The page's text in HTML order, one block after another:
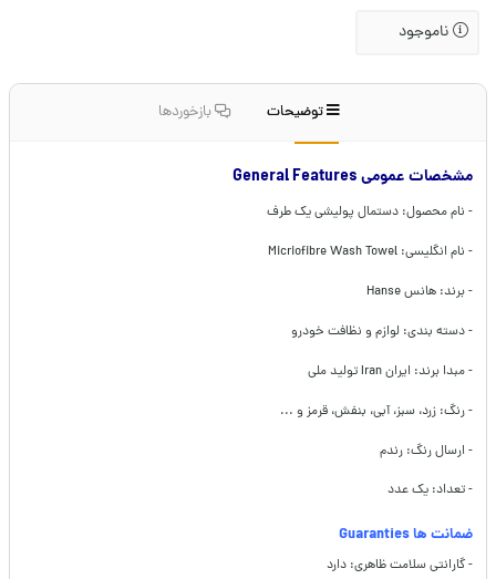
ناموجود
توضیحات بازخوردها
مشخصات عمومی General Features
- نام محصول: دستمال پولیشی یک طرف
- نام انگلیسی: Micriofibre Wash Towel
- برند: هانس Hanse
- دسته بندی: لوازم و نظافت خودرو
- مبدا برند: ایران Iran تولید ملی
- رنگ: زرد، سبز، آبی، بنفش، قرمز و ...
- ارسال رنگ: رندم
- تعداد: یک عدد
ضمانت ها Guaranties
- گارانتی سلامت ظاهری: دارد